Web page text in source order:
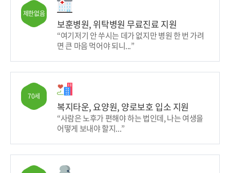
제한없음
보훈병원, 위탁병원 무료진료 지원
“여기저기 안 쑤시는 데가 없지만 병원 한 번 가려
면 큰 마음 먹어야 되니...”
70세
복지타운, 요양원, 양로보호 입소 지원
“사람은 노후가 편해야 하는 법인데, 나는 여생을
어떻게 보내야 할지...”